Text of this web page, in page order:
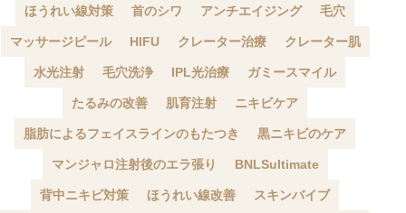
ほうれい線対策 首のシワ アンチエイジング 毛穴
マッサージピール HIFU クレーター治療 クレーター肌
水光注射 毛穴洗浄 IPL光治療 ガミースマイル
たるみの改善 肌育注射 ニキビケア
脂肪によるフェイスラインのもたつき 黒ニキビのケア
マンジャロ注射後のエラ張り BNLSultimate
背中ニキビ対策 ほうれい線改善 スキンバイブ